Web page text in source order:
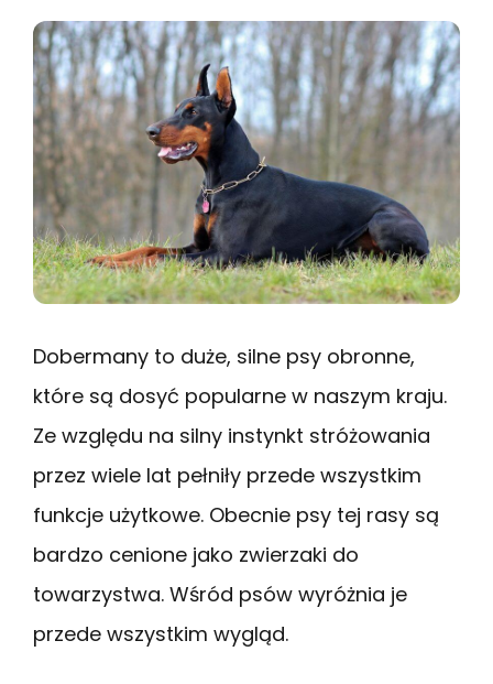
Dobermany to duże, silne psy obronne,
które są dosyć popularne w naszym kraju.
Ze względu na silny instynkt stróżowania
przez wiele lat pełniły przede wszystkim
funkcje użytkowe. Obecnie psy tej rasy są
bardzo cenione jako zwierzaki do
towarzystwa. Wśród psów wyróżnia je
przede wszystkim wygląd.